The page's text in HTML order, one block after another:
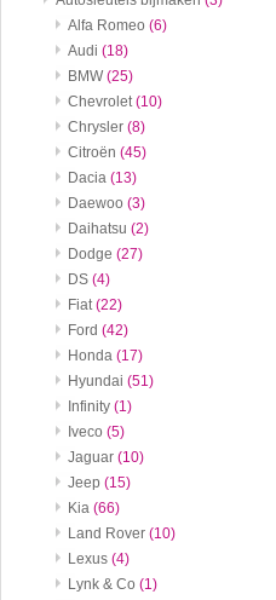
Alfa Romeo (6)
Audi (18)
BMW (25)
Chevrolet(10)
Chrysler (8)
Citroën (45)
Dacia (13)
Daewoo (3)
Daihatsu (2)
Dodge (27)
DS (4)
Fiat(22)
Ford (42)
Honda (17)
Hyundai (51)
Infinity (1)
Iveco (5)
Jaguar (10)
Jeep (15)
Kia (66)
Land Rover (10)
Lexus (4)
Lynk & Co (1)